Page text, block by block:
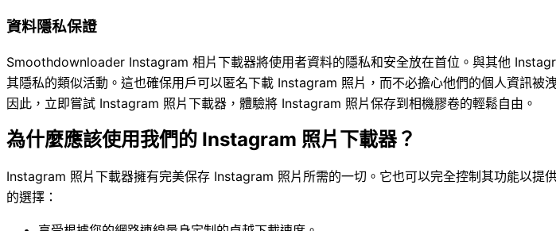
資料隱私保證
Smoothdownloader Instagram 相片下載器將使用者資料的隱私和安全放在首位。與其他
其隱私的類似活動。這也確保用戶可以匿名下載 Instagram 照片，而不必擔心他們的個人資訊被
因此，立即嘗試 Instagram 照片下載器，體驗將 Instagram 照片保存到相機膠卷的輕鬆自由。
為什麼應該使用我們的 Instagram 照片下載器？
Instagram 照片下載器擁有完美保存 Instagram 照片所需的一切。它也可以完全控制其功能以提
的選擇：